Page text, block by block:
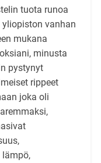
tuota runoa
vanhan
mukana
minusta
pystynyt
rippeet
joka oli